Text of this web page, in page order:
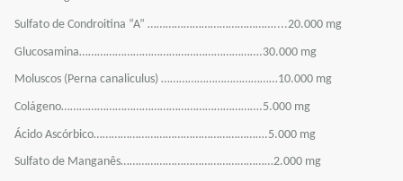
Sulfato de Condroitina “A” ……………………………………....20.000 mg
Glucosamina…………………………………………………….30.000 mg
Moluscos (Perna canaliculus) …………………………………10.000 mg
Colágeno………………………………………………………….5.000 mg
Ácido Ascórbico………………………………………………….5.000 mg
Sulfato de Manganês……………………………………………2.000 mg